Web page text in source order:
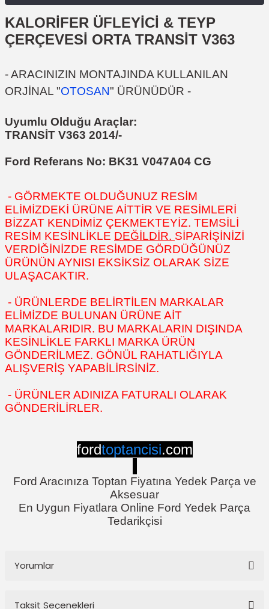
KALORİFER ÜFLEYİCİ & TEYP
ÇERÇEVESİ ORTA TRANSİT V363
- ARACINIZIN MONTAJINDA KULLANILAN
ORJİNAL "OTOSAN" ÜRÜNÜDÜR -
Uyumlu Olduğu Araçlar:
TRANSİT V363 2014/-
Ford Referans No: BK31 V047A04 CG
- GÖRMEKTE OLDUĞUNUZ RESİM
ELİMİZDEKİ ÜRÜNE AİTTİR VE RESİMLERİ
BİZZAT KENDİMİZ ÇEKMEKTEYİZ. TEMSİLİ
RESİM KESİNLİKLE DEĞİLDİR. SİPARİŞİNİZİ
VERDİĞİNİZDE RESİMDE GÖRDÜĞÜNÜZ
ÜRÜNÜN AYNISI EKSİKSİZ OLARAK SİZE
ULAŞACAKTIR.
- ÜRÜNLERDE BELİRTİLEN MARKALAR
ELİMİZDE BULUNAN ÜRÜNE AİT
MARKALARIDIR. BU MARKALARIN DIŞINDA
KESİNLİKLE FARKLI MARKA ÜRÜN
GÖNDERİLMEZ. GÖNÜL RAHATLIĞIYLA
ALIŞVERİŞ YAPABİLİRSİNİZ.
- ÜRÜNLER ADINIZA FATURALI OLARAK
GÖNDERİLİRLER.
fordtoptancisi.com
Ford Aracınıza Toptan Fiyatına Yedek Parça ve
Aksesuar
En Uygun Fiyatlara Online Ford Yedek Parça
Tedarikçisi
Yorumlar
Taksit Seçenekleri